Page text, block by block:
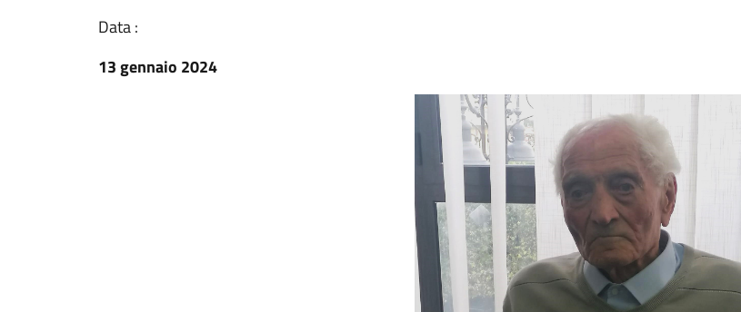
Data :
13 gennaio 2024